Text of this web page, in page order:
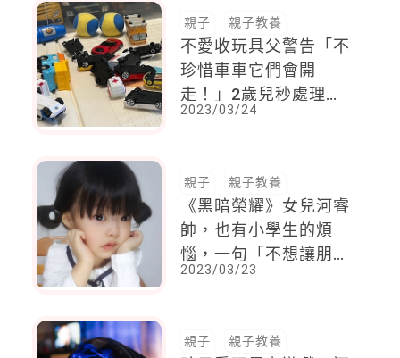
親子 親子教養
不愛收玩具父警告「不
珍惜車車它們會開
走！」2歲兒秒處理
「全部翻四輪朝天」笑
2023/03/24
親子 親子教養
《黑暗榮耀》女兒河睿
帥，也有小學生的煩
惱，一句「不想讓朋友
看到我流淚」讓人憐
2023/03/23
親子 親子教養